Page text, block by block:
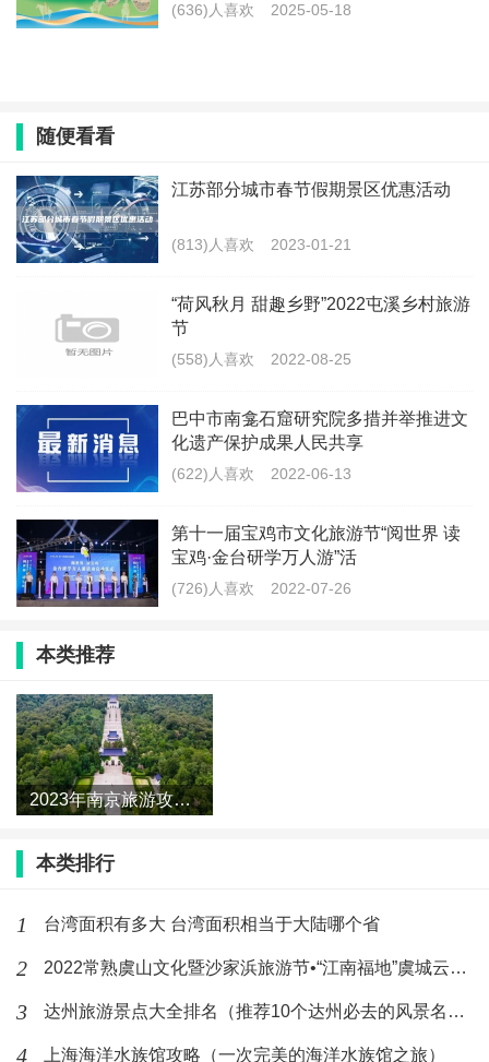
(636)人喜欢 2025-05-18
随便看看
江苏部分城市春节假期景区优惠活动
(813)人喜欢 2023-01-21
“荷风秋月 甜趣乡野”2022屯溪乡村旅游
节
(558)人喜欢 2022-08-25
巴中市南龛石窟研究院多措并举推进文
化遗产保护成果人民共享
(622)人喜欢 2022-06-13
第十一届宝鸡市文化旅游节“阅世界 读
宝鸡·金台研学万人游”活
(726)人喜欢 2022-07-26
本类推荐
2023年南京旅游攻略（精彩纷呈的南京旅游攻略）
本类排行
1 台湾面积有多大 台湾面积相当于大陆哪个省
2 2022常熟虞山文化暨沙家浜旅游节•“江南福地”虞城云go节
3 达州旅游景点大全排名（推荐10个达州必去的风景名胜）
4 上海海洋水族馆攻略（一次完美的海洋水族馆之旅）